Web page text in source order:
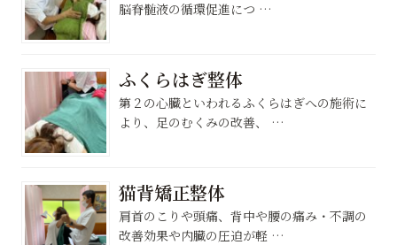
脳脊髄液の循環促進につ …
ふくらはぎ整体
第２の心臓といわれるふくらはぎへの施術に
より、足のむくみの改善、 …
猫背矯正整体
肩首のこりや頭痛、背中や腰の痛み・不調の
改善効果や内臓の圧迫が軽 …